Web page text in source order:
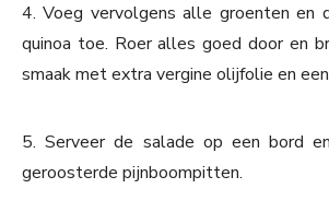
4. Voeg vervolgens alle groenten en
quinoa toe. Roer alles goed door en
smaak met extra vergine olijfolie en
5. Serveer de salade op een bord
geroosterde pijnboompitten.